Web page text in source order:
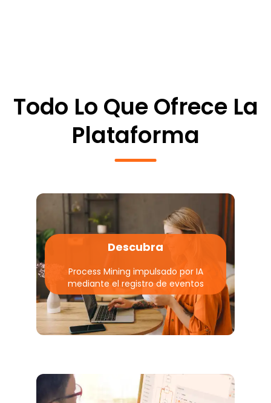
Todo Lo Que Ofrece La
Plataforma
Descubra
Process Mining impulsado por IA
mediante el registro de eventos